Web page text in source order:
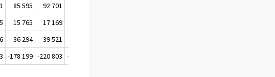
85 595 92 701
15 765 17 169
36 294 39 521
-178 199 -220 803 -248 805